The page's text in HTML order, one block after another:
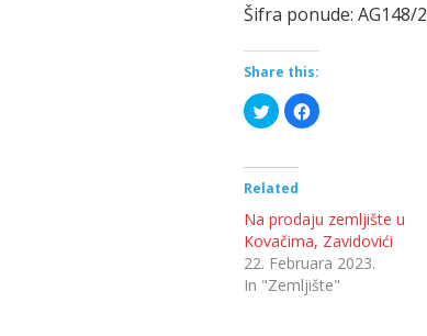
Šifra ponude: AG148/
Share this:
Click
to
share
(Opens
in
new
window)
Click
to
window)
Related
Na prodaju zemljište u
Kovačima, Zavidovići
22. Februara 2023.
In "Zemljište"